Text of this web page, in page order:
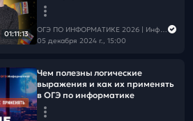
01:11:13
ОГЭ ПО ИНФОРМАТИКЕ 2026 | Информатика с Мане
05 декабря 2024 г., 15:00
Чем полезны логические
выражения и как их применять
в ОГЭ по информатике